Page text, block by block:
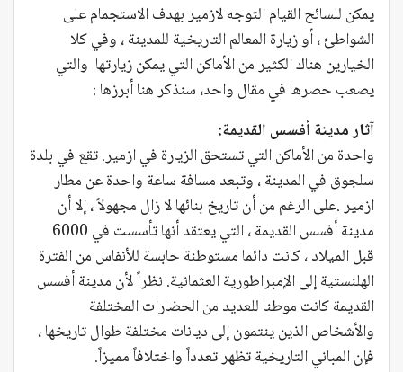
يمكن للسائح القيام التوجه لازمير بهدف الاستجمام على
الشواطئ ، أو زيارة المعالم التاريخية للمدينة ، وفي كلا
الخيارين هناك الكثير من الأماكن التي يمكن زيارتها والتي
يصعب حصرها في مقال واحد، سنذكر هنا أبرزها :
آثار مدينة أفسس القديمة:
واحدة من الأماكن التي تستحق الزيارة في ازمير. تقع في بلدة
سلجوق في المدينة ، وتبعد مسافة ساعة واحدة عن مطار
ازمير .على الرغم من أن تاريخ بنائها لا زال مجهولاً ، إلا أن
مدينة أفسس القديمة ، التي يعتقد أنها تأسست في 6000
قبل الميلاد ، كانت دائما مستوطنة حابسة للأنفاس من الفترة
الهلنستية إلى الإمبراطورية العثمانية. نظراً لأن مدينة أفسس
القديمة كانت موطنا للعديد من الحضارات المختلفة
والأشخاص الذين ينتمون إلى ديانات مختلفة طوال تاريخها ،
فإن المباني التاريخية تظهر تعدداً واختلافاً مميزاً.